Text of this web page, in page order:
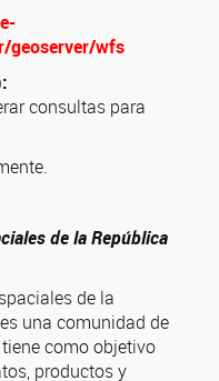
geoserver/wfs
consultas para
de la República
de la
una comunidad de
como objetivo
productos y